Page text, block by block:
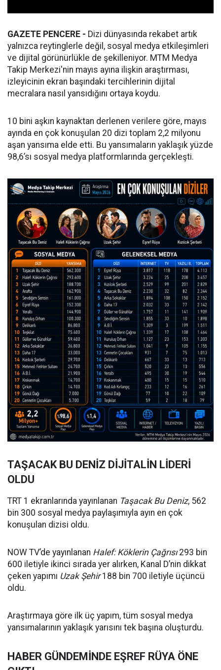
GAZETE PENCERE - Dizi dünyasında rekabet artık
yalnızca reytinglerle değil, sosyal medya etkileşimleri
ve dijital görünürlükle de şekilleniyor. MTM Medya
Takip Merkezi'nin mayıs ayına ilişkin araştırması,
izleyicinin ekran başındaki tercihlerinin dijital
mecralara nasıl yansıdığını ortaya koydu.
10 bini aşkın kaynaktan derlenen verilere göre, mayıs
ayında en çok konuşulan 20 dizi toplam 2,2 milyonu
aşan yansıma elde etti. Bu yansımaların yaklaşık yüzde
98,6’sı sosyal medya platformlarında gerçekleşti.
TAŞACAK BU DENİZ DİJİTALİN LİDERİ
OLDU
TRT 1 ekranlarında yayınlanan Taşacak Bu Deniz, 562
bin 300 sosyal medya paylaşımıyla ayın en çok
konuşulan dizisi oldu.
NOW TV’de yayınlanan Halef: Köklerin Çağrısı293 bin
600 iletiyle ikinci sırada yer alırken, Kanal D’nin dikkat
çeken yapımı Uzak Şehir188 bin 700 iletiyle üçüncü
oldu.
Araştırmaya göre ilk üç yapım, tüm sosyal medya
yansımalarının yaklaşık yarısını tek başına oluşturdu.
HABER GÜNDEMİNDE EŞREF RÜYA ÖNE